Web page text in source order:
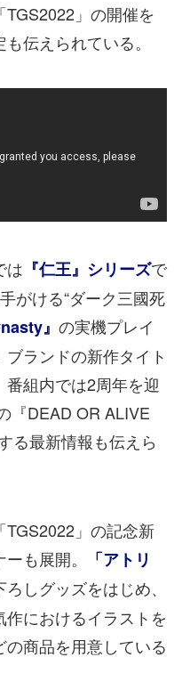
」の開催を
伝えられている。
は 『仁王』シリーズで
がける“ダーク三國死
』 の実機プレイ
ランドの新作タイト
組内では2周年を迎
『DEAD OR ALIVE
る最新情報も伝えら
」の記念新
も展開。
「アトリ
しグッズをはじめ、
におけるイラストを
商品を用意している